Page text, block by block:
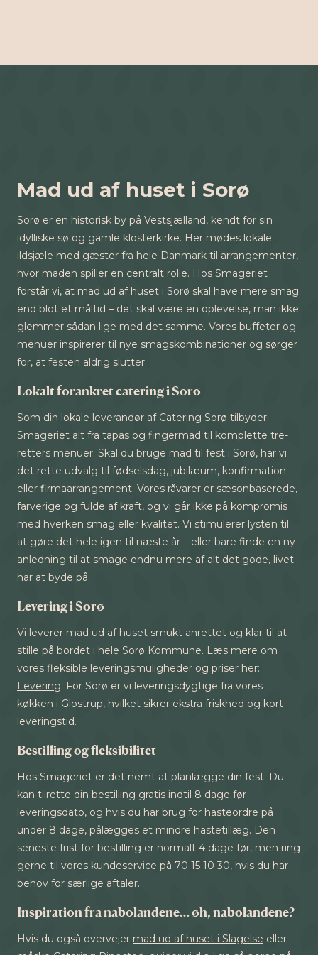
Mad ud af huset i Sorø
Sorø er en historisk by på Vestsjælland, kendt for sin
idylliske sø og gamle klosterkirke. Her mødes lokale
ildsjæle med gæster fra hele Danmark til arrangementer,
hvor maden spiller en centralt rolle. Hos Smageriet
forstår vi, at mad ud af huset i Sorø skal have mere smag
end blot et måltid – det skal være en oplevelse, man ikke
glemmer sådan lige med det samme. Vores buffeter og
menuer inspirerer til nye smagskombinationer og sørger
for, at festen aldrig slutter.
Lokalt forankret catering i Sorø
Som din lokale leverandør af Catering Sorø tilbyder
Smageriet alt fra tapas og fingermad til komplette tre-
retters menuer. Skal du bruge mad til fest i Sorø, har vi
det rette udvalg til fødselsdag, jubilæum, konfirmation
eller firmaarrangement. Vores råvarer er sæsonbaserede,
farverige og fulde af kraft, og vi går ikke på kompromis
med hverken smag eller kvalitet. Vi stimulerer lysten til
at gøre det hele igen til næste år – eller bare finde en ny
anledning til at smage endnu mere af alt det gode, livet
har at byde på.
Levering i Sorø
Vi leverer mad ud af huset smukt anrettet og klar til at
stille på bordet i hele Sorø Kommune. Læs mere om
vores fleksible leveringsmuligheder og priser her:
Levering. For Sorø er vi leveringsdygtige fra vores
køkken i Glostrup, hvilket sikrer ekstra friskhed og kort
leveringstid.
Bestilling og fleksibilitet
Hos Smageriet er det nemt at planlægge din fest: Du
kan tilrette din bestilling gratis indtil 8 dage før
leveringsdato, og hvis du har brug for hasteordre på
under 8 dage, pålægges et mindre hastetillæg. Den
seneste frist for bestilling er normalt 4 dage før, men ring
gerne til vores kundeservice på 70 15 10 30, hvis du har
behov for særlige aftaler.
Inspiration fra nabolandene… øh, nabolandene?
Hvis du også overvejer mad ud af huset i Slagelse eller